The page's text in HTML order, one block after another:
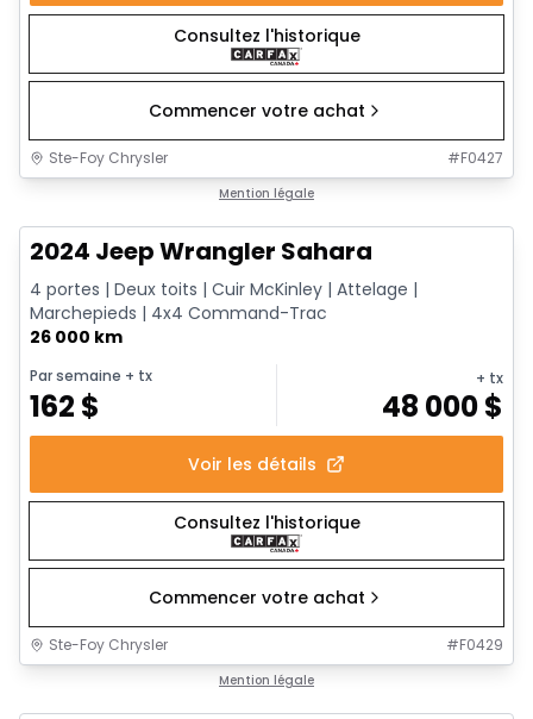
Consultez l'historique
Commencer votre achat
Ste-Foy Chrysler #F0427
Mention légale
2024 Jeep Wrangler Sahara
4 portes | Deux toits | Cuir McKinley | Attelage |
Marchepieds | 4x4 Command-Trac
26 000 km
Par semaine + tx
162 $
+ tx
48 000$
Voir les détails
Consultez l'historique
Commencer votre achat
Ste-Foy Chrysler #F0429
Mention légale